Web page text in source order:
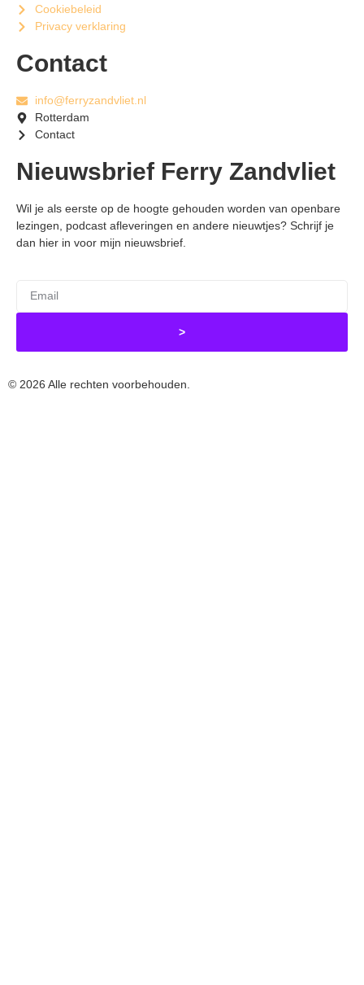
Cookiebeleid
Privacy verklaring
Contact
info@ferryzandvliet.nl
Rotterdam
Contact
Nieuwsbrief Ferry Zandvliet
Wil je als eerste op de hoogte gehouden worden van openbare
lezingen, podcast afleveringen en andere nieuwtjes? Schrijf je
dan hier in voor mijn nieuwsbrief.
>
© 2026 Alle rechten voorbehouden.